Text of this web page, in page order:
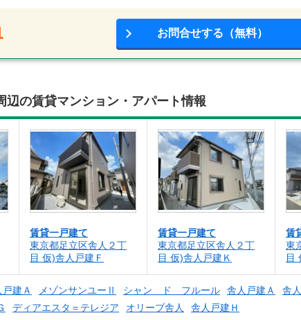
お問合せする（無料）
辺の賃貸マンション・アパート情報
賃貸一戸建て
東京都足立区舎人２丁
目 仮)舎人戸建Ｆ
賃貸一戸建て
東京都足立区舎人２丁
目 仮)舎人戸建Ｋ
賃
東
目
建Ａ メゾンサンユーⅡ シャン ド フルール 舎人戸建Ａ 舎
ディアエスタ＝テレジア オリーブ舎人 舎人戸建Ｈ